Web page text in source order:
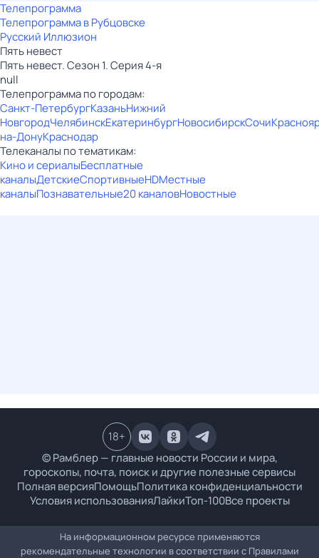
Телепрограмма
Телепрограмма в Рубцовске
Русский Иллюзион
Пять невест
Пять невест. Сезон 1. Серия 4-я
null
Телепрограмма по городам:
Санкт-ПетербургКазаньНижний
НовгородЧелябинскЕкатеринбургНовосибирскСочи
на-ДонуКраснодар
Телеканалы по тематикам:
Кино и сериалыБесплатные
каналыДетскиеСпортивныеHDМестные
каналыПознавательные20 каналовНовостные
© Рамблер — главные новости России и мира,
гороскопы, почта, поиск и другие полезные сервисы
Полная версияПомощьПолитика конфиденциальности
Условия использованияЛайкиТоп-100Все проекты
18+
На информационном ресурсе применяются
рекомендательные технологии в соответствии с Правилами